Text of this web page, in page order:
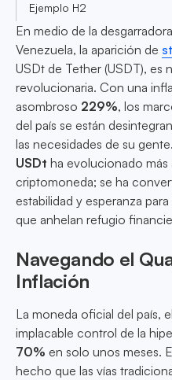
Ejemplo H2
En medio de la
Venezuela, la aparición de
USDt de Tether (USDT), es
revolucionaria. Con una
asombroso 229%, los
del país se están
las necesidades de su
USDt ha evolucionado
criptomoneda; se ha
estabilidad y esperanza
que anhelan refugio
Navegando el
Inflación
La moneda oficial del país, el
implacable control de la
70% en solo unos meses.
hecho que las vías